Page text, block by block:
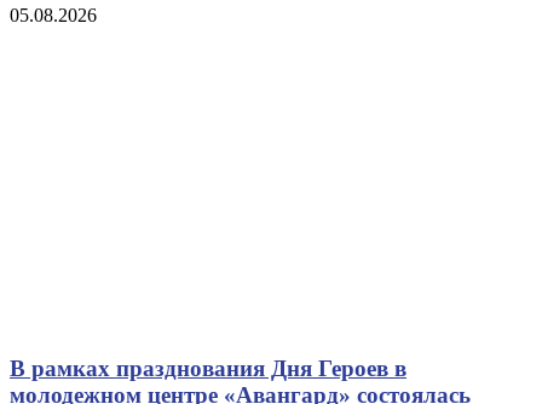
05.08.2026
В рамках празднования Дня Героев в
молодежном центре «Авангард» состоялась